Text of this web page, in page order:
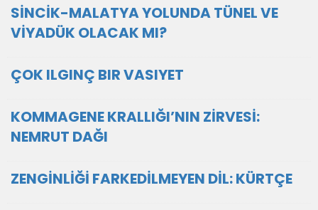
SİNCİK-MALATYA YOLUNDA TÜNEL VE
VİYADÜK OLACAK MI?
ÇOK ILGINÇ BIR VASIYET
KOMMAGENE KRALLIĞI’NIN ZİRVESİ:
NEMRUT DAĞI
ZENGİNLİĞİ FARKEDİLMEYEN DİL: KÜRTÇE